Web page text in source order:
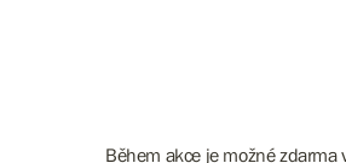
Během akce je možné zdarma